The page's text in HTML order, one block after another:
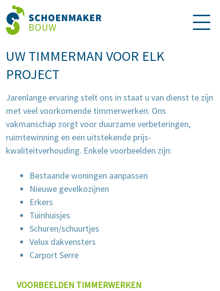
UW TIMMERMAN VOOR ELK
PROJECT
Jarenlange ervaring stelt ons in staat u van dienst te zijn
met veel voorkomende timmerwerken. Ons
vakmanschap zorgt voor duurzame verbeteringen,
ruimtewinning en een uitstekende prijs-
kwaliteitverhouding. Enkele voorbeelden zijn:
Bestaande woningen aanpassen
Nieuwe gevelkozijnen
Erkers
Tuinhuisjes
Schuren/schuurtjes
Velux dakvensters
Carport Serre
VOORBEELDEN TIMMERWERKEN